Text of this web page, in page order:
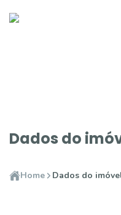
Dados do
Home Dados do